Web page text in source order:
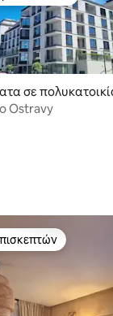
5, 31 κριτικές
σε
Ostravy